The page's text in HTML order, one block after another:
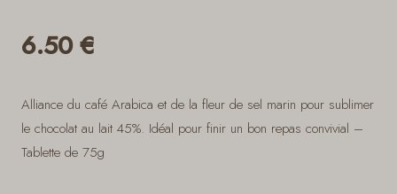
6.50€
Alliance du café Arabica et de la fleur de sel marin pour sublimer
le chocolat au lait 45%. Idéal pour finir un bon repas convivial –
Tablette de 75g